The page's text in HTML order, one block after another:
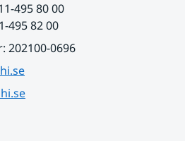
495 80 00
495 82 00
202100-0696